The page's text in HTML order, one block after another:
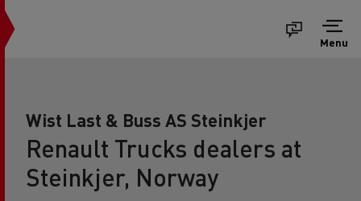
Menu
Wist Last & Buss AS Steinkjer
Renault Trucks dealers at
Steinkjer, Norway